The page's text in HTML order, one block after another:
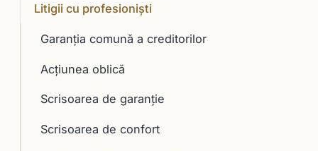
Litigii cu profesioniști
Garanţia comună a creditorilor
Acţiunea oblică
Scrisoarea de garanţie
Scrisoarea de confort